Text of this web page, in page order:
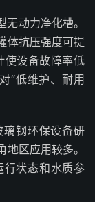
无动力净化槽。
体抗压强度可提
使设备故障率低
“低维护、耐用
璃钢环保设备研
区应用较多。
行状态和水质参